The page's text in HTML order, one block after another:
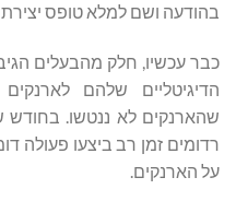
בהודעה ושם למלא טופס
כבר עכשיו, חלק מהבעלים
הדיגיטליים שלהם
שהארנקים לא ננטשו.
רדומים זמן רב ביצעו פעולה
על הארנקים.